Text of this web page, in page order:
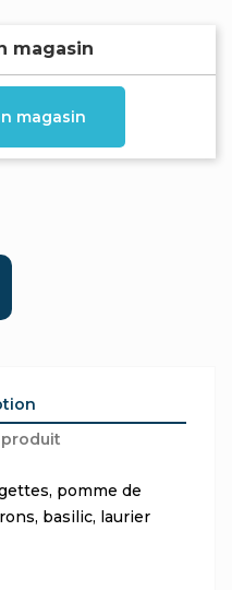
magasin
magasin
pomme de
basilic, laurier